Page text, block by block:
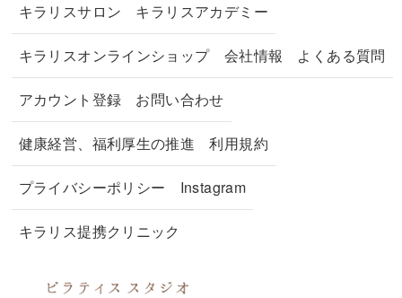
キラリスサロン キラリスアカデミー
キラリスオンラインショップ 会社情報 よくある質問
アカウント登録 お問い合わせ
健康経営、福利厚生の推進 利用規約
プライバシーポリシー Instagram
キラリス提携クリニック